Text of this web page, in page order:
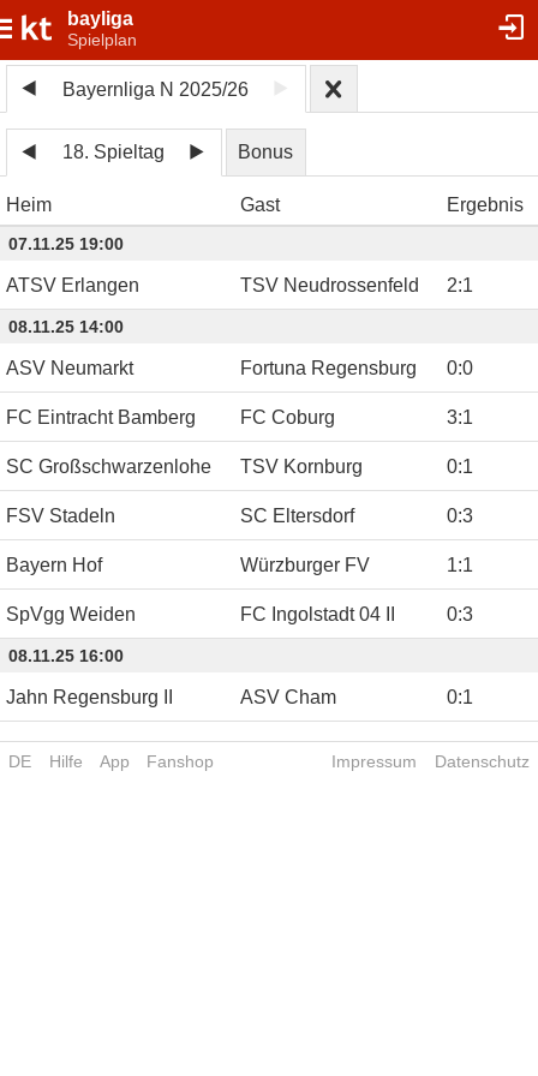
bayliga
Spielplan
Bayernliga N 2025/26
18. Spieltag Bonus
Heim Gast Ergebnis
07.11.25 19:00
ATSV Erlangen TSV Neudrossenfeld 2:1
08.11.25 14:00
ASV Neumarkt Fortuna Regensburg 0:0
FC Eintracht Bamberg FC Coburg 3:1
SC Großschwarzenlohe TSV Kornburg 0:1
FSV Stadeln SC Eltersdorf 0:3
Bayern Hof Würzburger FV 1:1
SpVgg Weiden FC Ingolstadt 04 II 0:3
08.11.25 16:00
Jahn Regensburg II ASV Cham 0:1
DE Hilfe App Fanshop Impressum Datenschutz